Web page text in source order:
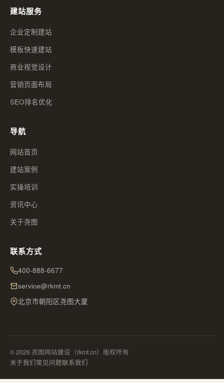
建站服务
企业定制建站
模板快速建站
商业视觉设计
营销页面布局
SEO排名优化
导航
网站首页
建站案例
实操培训
资讯中心
关于尧图
联系方式
400-888-6677
service@rkmt.cn
北京市朝阳区尧图大厦
© 2026 尧图网站建设（rkmt.cn）版权所有
关于我们常见问题联系我们